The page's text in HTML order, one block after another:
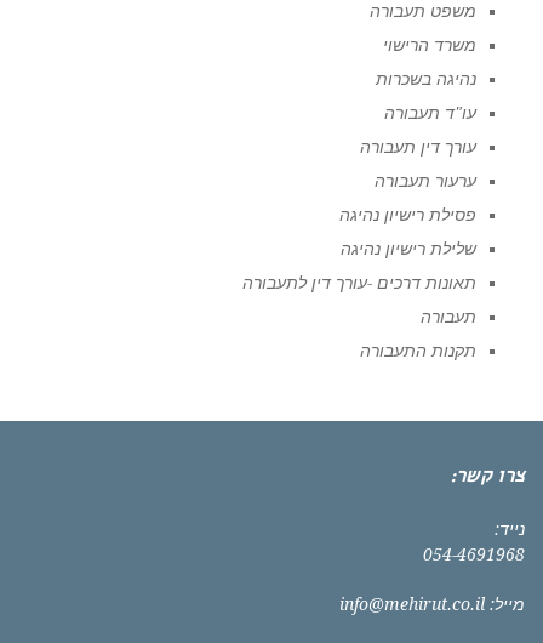
משפט תעבורה
משרד הרישוי
נהיגה בשכרות
עו"ד תעבורה
עורך דין תעבורה
ערעור תעבורה
פסילת רישיון נהיגה
שלילת רישיון נהיגה
תאונות דרכים -עורך דין לתעבורה
תעבורה
תקנות התעבורה
צרו קשר:
נייד:
054-4691968
מייל: info@mehirut.co.il